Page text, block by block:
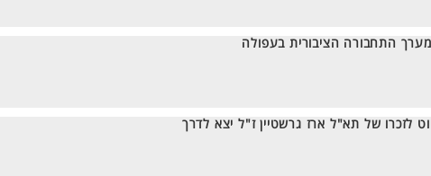
לזכרו של תא"ל ארז גרשטיין ז"ל יצא לדרך